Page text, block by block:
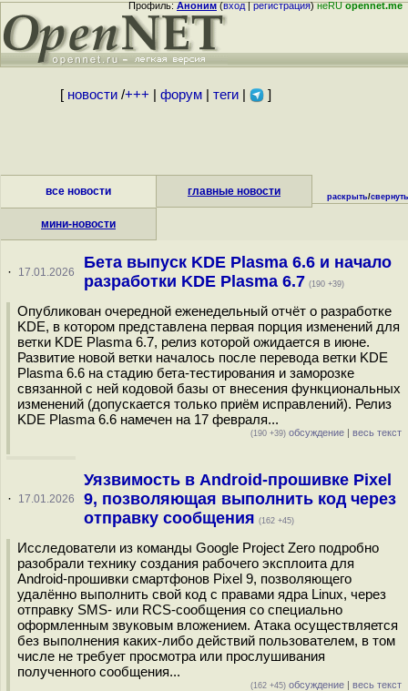
Профиль:Аноним(вход|регистрация)неRUopennet.me
[ новости/+++ форум| теги| ]
все новости главные новости
мини-новости
раскрыть/свернуть
· 17.01.2026
Бета выпуск KDE Plasma 6.6 и начало
разработки KDE Plasma 6.7 (190 +39)
Опубликован очередной еженедельный отчёт о разработке
KDE, в котором представлена первая порция изменений для
ветки KDE Plasma 6.7, релиз которой ожидается в июне.
Развитие новой ветки началось после перевода ветки KDE
Plasma 6.6 на стадию бета-тестирования и заморозке
связанной с ней кодовой базы от внесения функциональных
изменений (допускается только приём исправлений). Релиз
KDE Plasma 6.6 намечен на 17 февраля...
(190 +39) обсуждение | весь текст
· 17.01.2026
Уязвимость в Android-прошивке Pixel
9, позволяющая выполнить код через
отправку сообщения (162 +45)
Исследователи из команды Google Project Zero подробно
разобрали технику создания рабочего эксплоита для
Android-прошивки смартфонов Pixel 9, позволяющего
удалённо выполнить свой код с правами ядра Linux, через
отправку SMS- или RCS-сообщения со специально
оформленным звуковым вложением. Атака осуществляется
без выполнения каких-либо действий пользователем, в том
числе не требует просмотра или прослушивания
полученного сообщения...
(162 +45) обсуждение | весь текст